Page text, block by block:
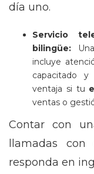
día uno.
Servicio
bilingüe:
incluye
capacitado
ventaja si tu
ventas o
Contar con
llamadas
responda en